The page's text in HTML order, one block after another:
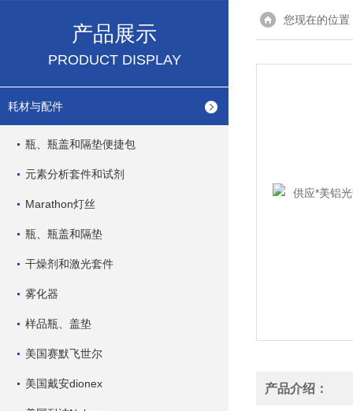
产品展示
PRODUCT DISPLAY
耗材与配件
瓶、瓶盖和隔垫便捷包
元素分析套件和试剂
Marathon灯丝
瓶、瓶盖和隔垫
干燥剂和激光套件
雾化器
样品瓶、盖垫
美国赛默飞世尔
美国戴安dionex
您现在的位置
产品介绍：